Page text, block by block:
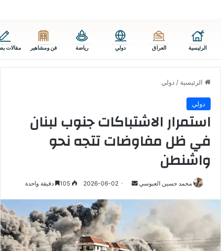
الرئيسية العراق دولي رياضة فن ومشاهير مقالات
الرئيسية / دولي
دولي
استمرار الاشتباكات جنوب لبنان
في ظل مفاوضات تتجه نحو
واشنطن
محمد حسين العبوسي
أرسل
إلكترونيا
2026-06-02 دقيقة واحدة